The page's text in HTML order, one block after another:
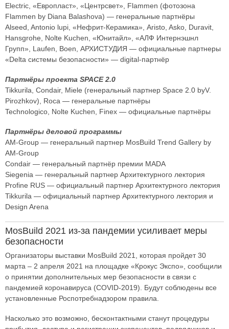
Electric, «Европласт», «Центрсвет», Flammen (фотозона
Flammen by Diana Balashova) — генеральные партнёры
Alseed, Antonio lupi, «Нефрит-Керамика», Aristo, Asko, Duravit,
Hansgrohe, Nolte Kuchen, «Юнитайл», «АЛФ Интернэшнл
Групп», Laufen, Boen, АРХИСТУДИЯ — официальные партнеры
«Delta системы безопасности» — digital-партнёр
Партнёры проекта SPACE 2.0
Tikkurila, Condair, Miele (генеральный партнер Space 2.0 byV.
Pirozhkov), Roca — генеральные партнёры
Technologico, Nolte Kuchen, Finex — официальные партнёры
Партнёры деловой программы
AM-Group — генеральный партнер MosBuild Trend Gallery by
AM-Group
Condair — генеральный партнёр премии MADA
Siegenia — генеральный партнер Архитектурного лектория
Profine RUS — официальный партнер Архитектурного лектория
Tikkurila — официальный партнер Архитектурного лектория и
Design Arena
MosBuild 2021 из-за пандемии усиливает меры
безопасности
Организаторы выставки MosBuild 2021, которая пройдет 30
марта – 2 апреля 2021 на площадке «Крокус Экспо», сообщили
о принятии дополнительных мер безопасности в связи с
пандемией коронавируса (COVID-2019). Будут соблюдены все
установленные Роспотребнадзором правила.
Насколько это возможно, бесконтактными станут процедуры